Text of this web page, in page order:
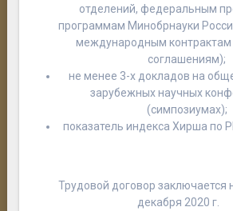
отделений, федеральным
программам Минобрнауки
международным контрактам
соглашениям);
не менее 3-х докладов на
зарубежных научных
(симпозиумах);
показатель индекса Хирша по
Трудовой договор заключается
декабря 2020 г.